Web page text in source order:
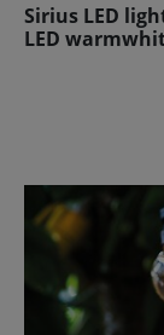
Sirius LED
LED